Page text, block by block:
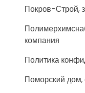
Покров-Строй,
компания
Политика
Поморский дом,